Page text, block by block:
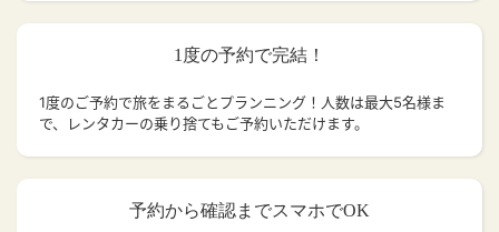
1度の予約で完結！
1度のご予約で旅をまるごとプランニング！人数は最大5名様ま
で、レンタカーの乗り捨てもご予約いただけます。
予約から確認までスマホでOK